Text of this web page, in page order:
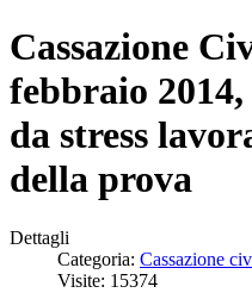
Cassazione
febbraio
da stress
della prova
Dettagli
Categoria: Cassazione
Visite: 15374